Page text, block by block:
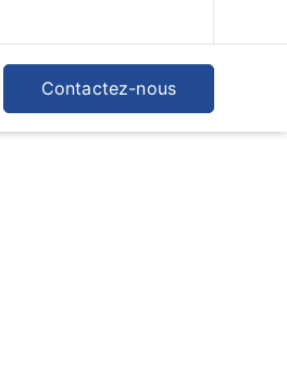
Contactez-nous